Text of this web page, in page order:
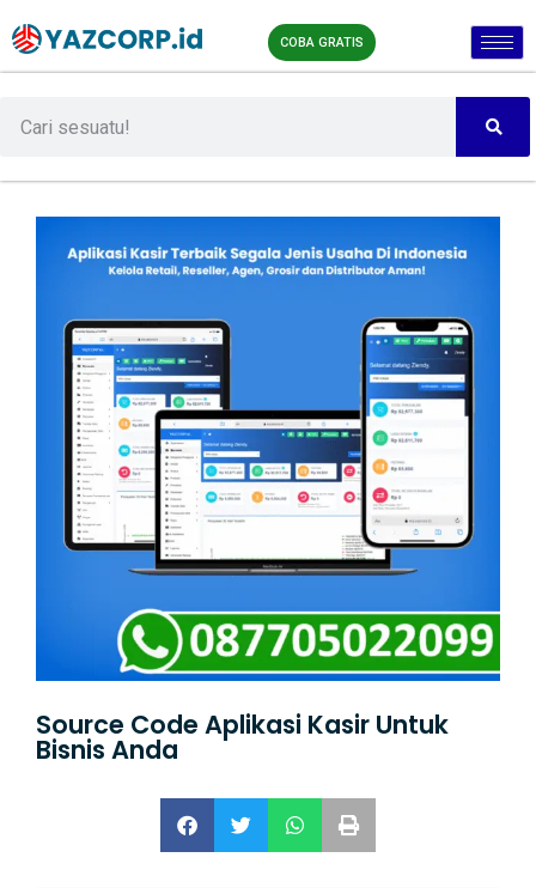
COBA GRATIS
Source Code Aplikasi Kasir Untuk
Bisnis Anda